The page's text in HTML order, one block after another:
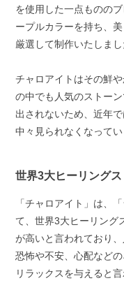
を使用した一点ものの
ープルカラーを持ち、
厳選して制作いたしま
チャロアイトはその鮮
の中でも人気のストー
出されないため、近年
中々見られなくなってい
世界3大ヒーリング
「チャロアイト」は、
て、世界3大ヒーリング
が高いと言われており
恐怖や不安、心配など
リラックスを与えると言